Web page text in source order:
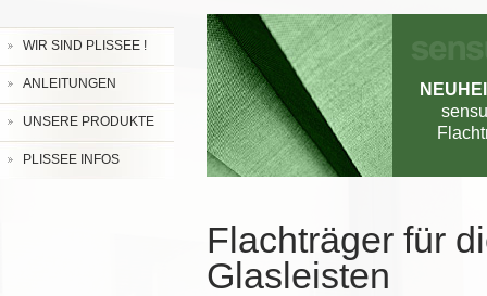
WIR SIND PLISSEE !
ANLEITUNGEN
UNSERE PRODUKTE
PLISSEE INFOS
Flachträger für
Glasleisten